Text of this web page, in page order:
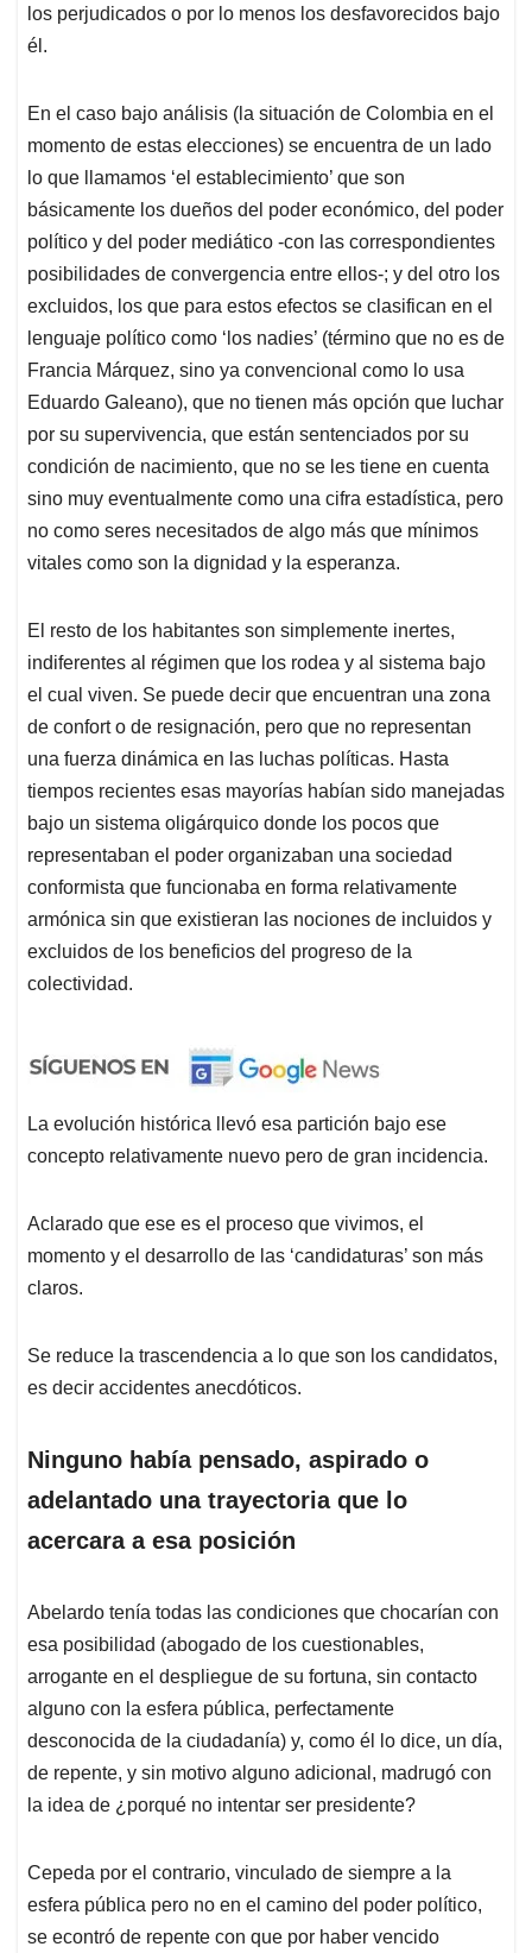
los perjudicados o por lo menos los desfavorecidos bajo
él.
En el caso bajo análisis (la situación de Colombia en el
momento de estas elecciones) se encuentra de un lado
lo que llamamos ‘el establecimiento’ que son
básicamente los dueños del poder económico, del poder
político y del poder mediático -con las correspondientes
posibilidades de convergencia entre ellos-; y del otro los
excluidos, los que para estos efectos se clasifican en el
lenguaje político como ‘los nadies’ (término que no es de
Francia Márquez, sino ya convencional como lo usa
Eduardo Galeano), que no tienen más opción que luchar
por su supervivencia, que están sentenciados por su
condición de nacimiento, que no se les tiene en cuenta
sino muy eventualmente como una cifra estadística, pero
no como seres necesitados de algo más que mínimos
vitales como son la dignidad y la esperanza.
El resto de los habitantes son simplemente inertes,
indiferentes al régimen que los rodea y al sistema bajo
el cual viven. Se puede decir que encuentran una zona
de confort o de resignación, pero que no representan
una fuerza dinámica en las luchas políticas. Hasta
tiempos recientes esas mayorías habían sido manejadas
bajo un sistema oligárquico donde los pocos que
representaban el poder organizaban una sociedad
conformista que funcionaba en forma relativamente
armónica sin que existieran las nociones de incluidos y
excluidos de los beneficios del progreso de la
colectividad.
La evolución histórica llevó esa partición bajo ese
concepto relativamente nuevo pero de gran incidencia.
Aclarado que ese es el proceso que vivimos, el
momento y el desarrollo de las ‘candidaturas’ son más
claros.
Se reduce la trascendencia a lo que son los candidatos,
es decir accidentes anecdóticos.
Ninguno había pensado, aspirado o
adelantado una trayectoria que lo
acercara a esa posición
Abelardo tenía todas las condiciones que chocarían con
esa posibilidad (abogado de los cuestionables,
arrogante en el despliegue de su fortuna, sin contacto
alguno con la esfera pública, perfectamente
desconocida de la ciudadanía) y, como él lo dice, un día,
de repente, y sin motivo alguno adicional, madrugó con
la idea de ¿porqué no intentar ser presidente?
Cepeda por el contrario, vinculado de siempre a la
esfera pública pero no en el camino del poder político,
se econtró de repente con que por haber vencido